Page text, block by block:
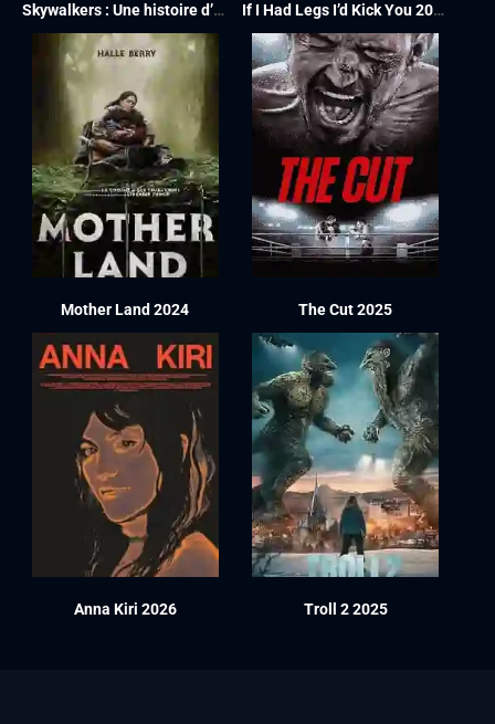
Skywalkers : Une histoire d’amour 2024 If I Had Legs I’d Kick You 2025
Mother Land 2024 The Cut 2025
Anna Kiri 2026 Troll 2 2025